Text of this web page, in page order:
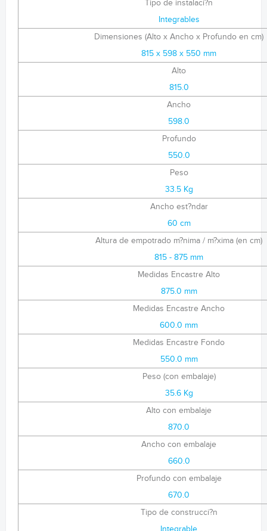
Tipo de instalaci?n
Integrables
Dimensiones (Alto x Ancho x Profundo en cm)
815 x 598 x 550 mm
Alto
815.0
Ancho
598.0
Profundo
550.0
Peso
33.5 Kg
Ancho est?ndar
60 cm
Altura de empotrado m?nima / m?xima (en cm)
815 - 875 mm
Medidas Encastre Alto
875.0 mm
Medidas Encastre Ancho
600.0 mm
Medidas Encastre Fondo
550.0 mm
Peso (con embalaje)
35.6 Kg
Alto con embalaje
870.0
Ancho con embalaje
660.0
Profundo con embalaje
670.0
Tipo de construcci?n